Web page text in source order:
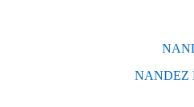
NANDEZ